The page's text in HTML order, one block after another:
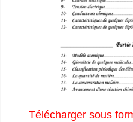
Télécharger sous